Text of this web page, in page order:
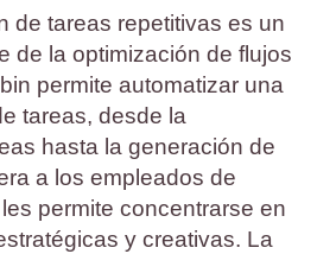
de tareas repetitivas es un
de la optimización de flujos
permite automatizar una
tareas, desde la
hasta la generación de
a los empleados de
permite concentrarse en
y creativas. La